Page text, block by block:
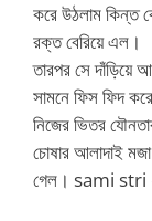
করে উঠলাম কিন্ত
রক্ত বেরিয়ে এল।
তারপর সে দাঁড়িয়ে
সামনে ফিস ফিদ
নিজের ভিতর
চোষার আলাদাই
গেল। sami stri